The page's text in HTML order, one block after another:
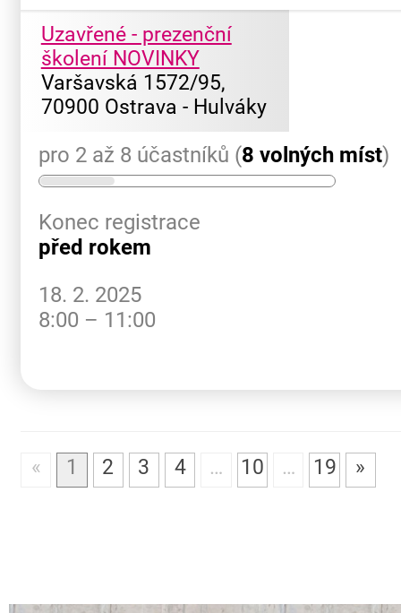
Uzavřené - prezenční
školení NOVINKY
Varšavská 1572/95,
70900 Ostrava - Hulváky
pro 2 až 8 účastníků (8 volných míst)
Konec registrace
před rokem
18. 2. 2025
8:00 – 11:00
« 1 2 3 4 … 10 … 19 »